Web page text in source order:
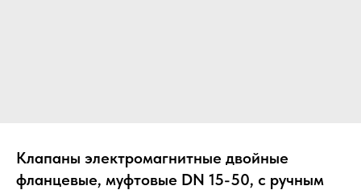
Клапаны электромагнитные двойные
фланцевые, муфтовые DN 15-50, с ручным